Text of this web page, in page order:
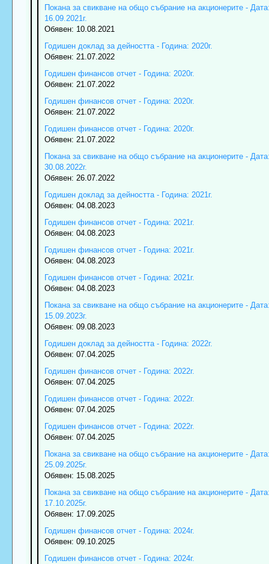
Покана за свикване на общо събрание на акционерите -
16.09.2021г.
Обявен: 10.08.2021
Годишен доклад за дейността - Година: 2020г.
Обявен: 21.07.2022
Годишен финансов отчет - Година: 2020г.
Обявен: 21.07.2022
Годишен финансов отчет - Година: 2020г.
Обявен: 21.07.2022
Годишен финансов отчет - Година: 2020г.
Обявен: 21.07.2022
Покана за свикване на общо събрание на акционерите -
30.08.2022г.
Обявен: 26.07.2022
Годишен доклад за дейността - Година: 2021г.
Обявен: 04.08.2023
Годишен финансов отчет - Година: 2021г.
Обявен: 04.08.2023
Годишен финансов отчет - Година: 2021г.
Обявен: 04.08.2023
Годишен финансов отчет - Година: 2021г.
Обявен: 04.08.2023
Покана за свикване на общо събрание на акционерите -
15.09.2023г.
Обявен: 09.08.2023
Годишен доклад за дейността - Година: 2022г.
Обявен: 07.04.2025
Годишен финансов отчет - Година: 2022г.
Обявен: 07.04.2025
Годишен финансов отчет - Година: 2022г.
Обявен: 07.04.2025
Годишен финансов отчет - Година: 2022г.
Обявен: 07.04.2025
Покана за свикване на общо събрание на акционерите -
25.09.2025г.
Обявен: 15.08.2025
Покана за свикване на общо събрание на акционерите -
17.10.2025г.
Обявен: 17.09.2025
Годишен финансов отчет - Година: 2024г.
Обявен: 09.10.2025
Годишен финансов отчет - Година: 2024г.